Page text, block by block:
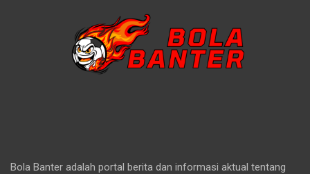
Bola Banter adalah portal berita dan informasi aktual tentang